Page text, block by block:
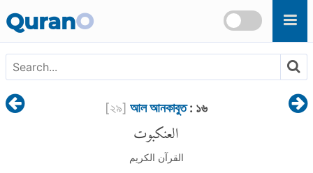
QuranO
[২৯] আল আনকাবুত: ১৬
العنكبوت
القرآن الكريم